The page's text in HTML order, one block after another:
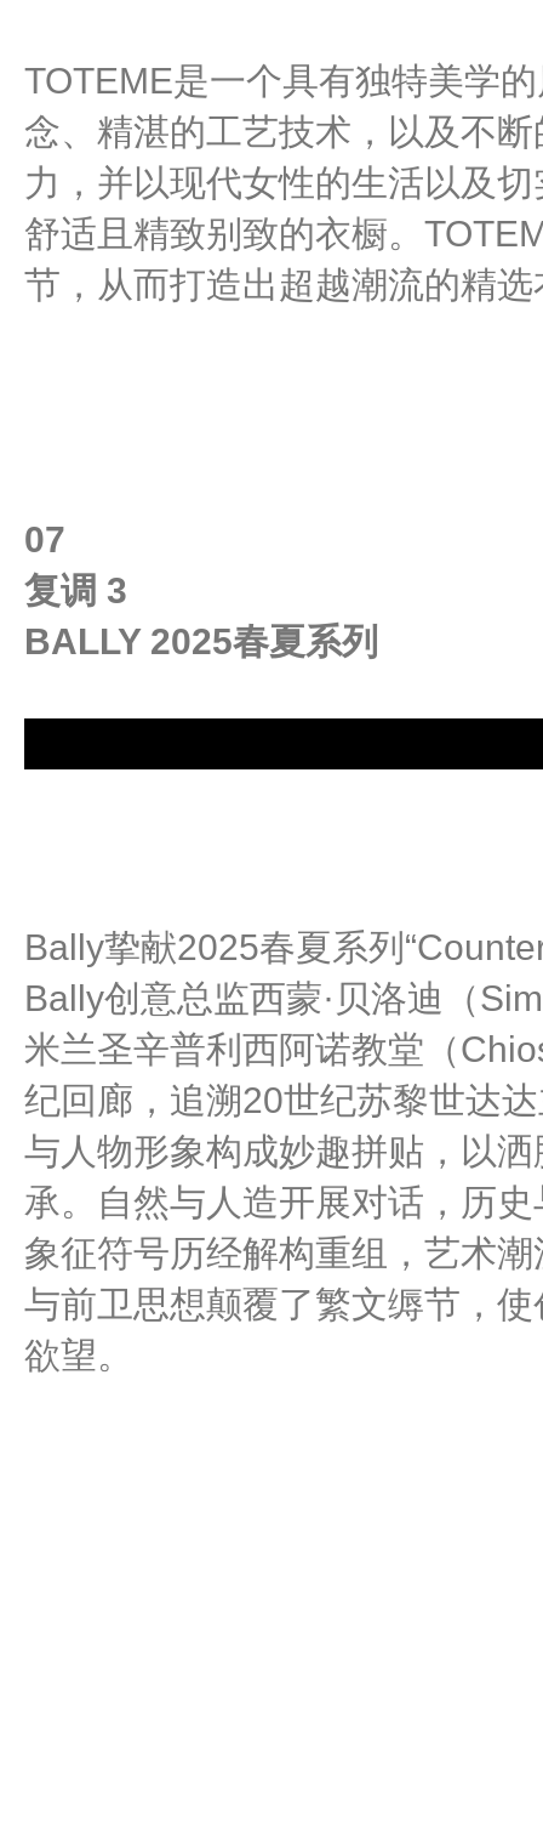
TOTEME是一个具有独特美学
念、精湛的工艺技术，以及不
力，并以现代女性的生活以及
舒适且精致别致的衣橱。
节，从而打造出超越潮流的精选
07
复调 3
BALLY 2025春夏系列
Bally挚献2025春夏系列
Bally创意总监西蒙·贝洛迪（
米兰圣辛普利西阿诺教堂（
纪回廊，追溯20世纪苏黎世达
与人物形象构成妙趣拼贴，以
承。自然与人造开展对话，历
象征符号历经解构重组，艺术
与前卫思想颠覆了繁文缛节，
欲望。